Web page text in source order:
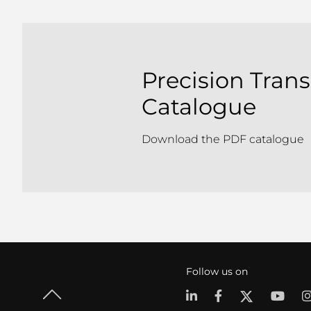
Precision
Catalogue
Download the PDF catalogue
Follow us on